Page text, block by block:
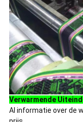
Verwarmende
Al informatie over de